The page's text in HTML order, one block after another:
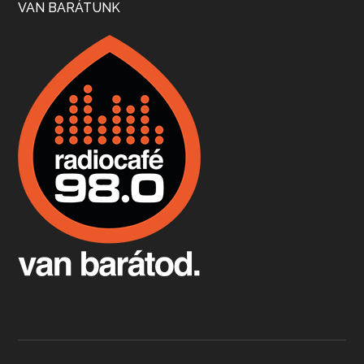
Boston, teadélután, bab és homár
Apr 9, 2026 • 00:37:17
Fermentáljunk, a testünk meghálálja!
Apr 3, 2026 • 00:36:07
VAN BARÁTUNK